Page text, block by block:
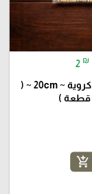
2 ₪
اعواد خشبية كروية ~ 20cm ~ (
add_shopping_cart